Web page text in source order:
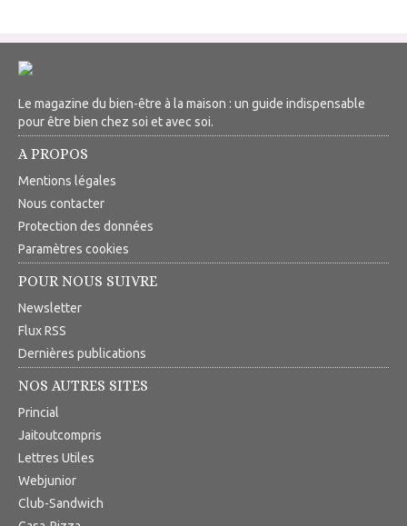
Le magazine du bien-être à la maison : un guide indispensable
pour être bien chez soi et avec soi.
A PROPOS
Mentions légales
Nous contacter
Protection des données
Paramètres cookies
POUR NOUS SUIVRE
Newsletter
Flux RSS
Dernières publications
NOS AUTRES SITES
Princial
Jaitoutcompris
Lettres Utiles
Webjunior
Club-Sandwich